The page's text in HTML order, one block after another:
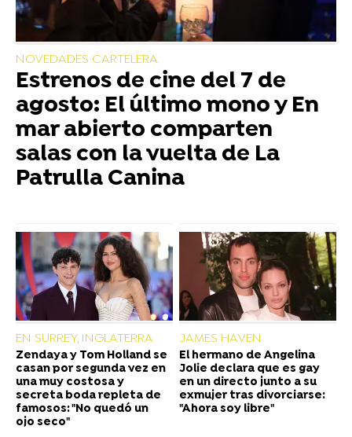
NOVEDADES CARTELERA
Estrenos de cine del 7 de
agosto: El último mono y En
mar abierto comparten
salas con la vuelta de La
Patrulla Canina
EN SURREY, INGLATERRA
Zendaya y Tom Holland se
casan por segunda vez en
una muy costosa y
secreta boda repleta de
famosos: "No quedó un
ojo seco"
JAMES HAVEN
El hermano de Angelina
Jolie declara que es gay
en un directo junto a su
exmujer tras divorciarse:
"Ahora soy libre"